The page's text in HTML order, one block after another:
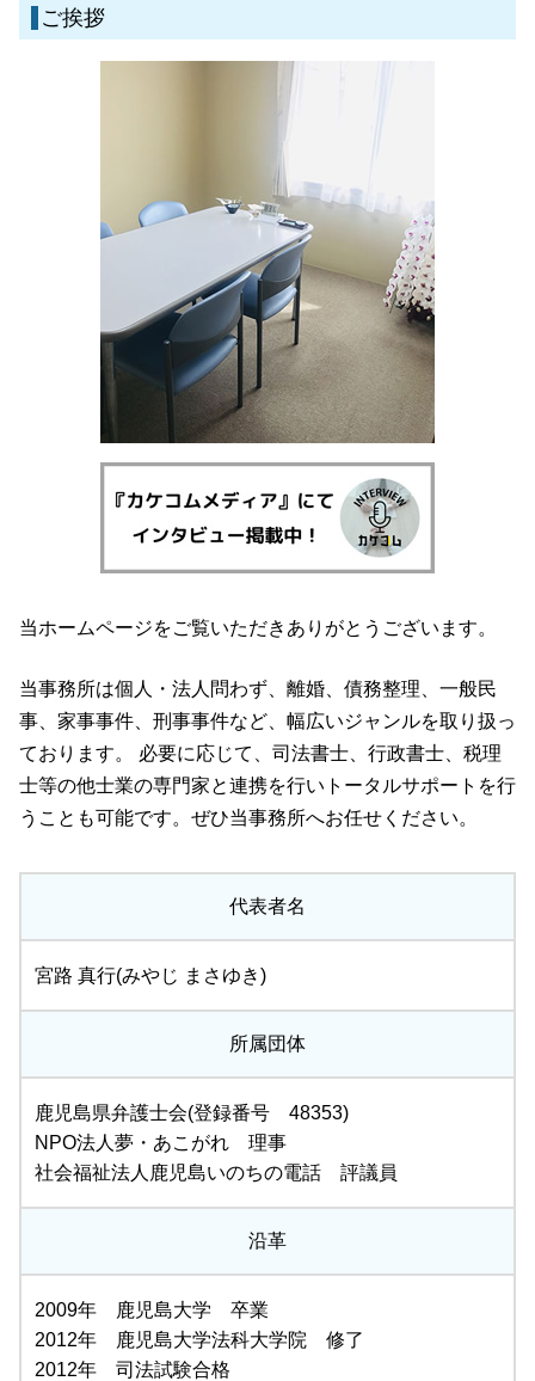
任意整理 ブラックリスト
債権回収 弁護士事務所
離婚 弁護士 鹿児島県
刑事事件 弁護士 姶良市
一般民事・家事事件 弁護士 鹿児島県
刑事事件 弁護士 霧島市
刑事事件 弁護士 伊佐市
一般民事・家事事件 弁護士 姶良市
一般民事・家事事件 弁護士 湧水町
ご挨拶
当ホームページをご覧いただきありがとうございます。
当事務所は個人・法人問わず、離婚、債務整理、一般民
事、家事事件、刑事事件など、幅広いジャンルを取り扱っ
ております。 必要に応じて、司法書士、行政書士、税理
士等の他士業の専門家と連携を行いトータルサポートを行
うことも可能です。ぜひ当事務所へお任せください。
代表者名
宮路 真行(みやじ まさゆき)
所属団体
鹿児島県弁護士会(登録番号 48353)
NPO法人夢・あこがれ 理事
社会福祉法人鹿児島いのちの電話 評議員
沿革
2009年 鹿児島大学 卒業
2012年 鹿児島大学法科大学院 修了
2012年 司法試験合格